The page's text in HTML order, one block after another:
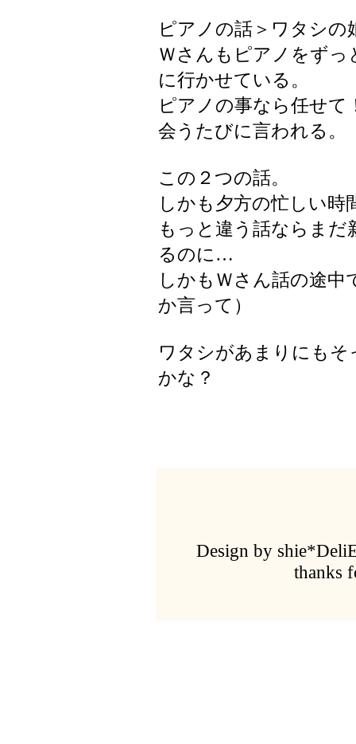
ピアノの話＞ワタシの
Ｗさんもピアノをずっ
に行かせている。
ピアノの事なら任せ
会うたびに言われる。
この２つの話。
しかも夕方の忙しい
もっと違う話ならま
るのに…
しかもＷさん話の途
か言って）
ワタシがあまりにも
かな？
Design by
thanks